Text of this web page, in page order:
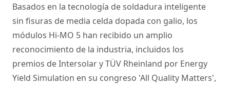
Basados en la tecnología de soldadura inteligente
sin fisuras de media celda dopada con galio, los
módulos Hi-MO 5 han recibido un amplio
reconocimiento de la industria, incluidos los
premios de Intersolar y TÜV Rheinland por Energy
Yield Simulation en su congreso 'All Quality Matters',